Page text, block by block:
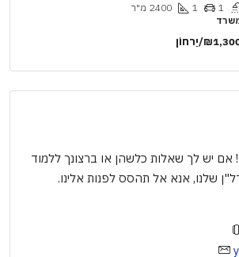
1
1
2400 מ"ר
יַרחוֹן
יש לך שאלות כלשהן או ברצונך ללמוד
שלנו, אנא אל תהסס לפנות אלינו.